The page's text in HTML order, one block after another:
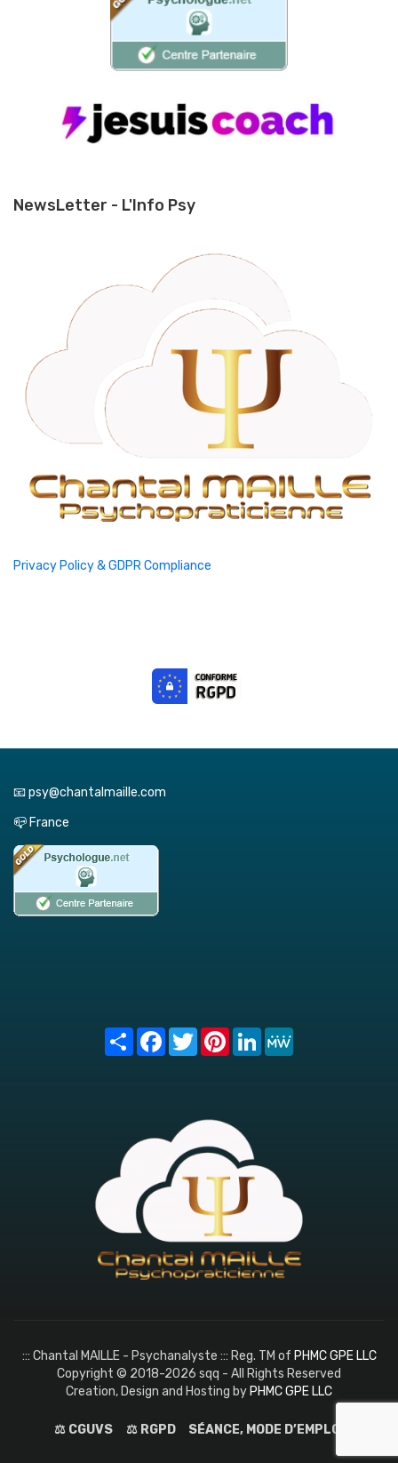
NewsLetter - L'Info Psy
Privacy Policy & GDPR Compliance
📧 psy@chantalmaille.com
📪 France
Share FacebookTwitterPinterest
LinkedIn
::: Chantal MAILLE - Psychanalyste ::: Reg. TM of PHMC GPE LLC
Copyright © 2018-2026 sqq - All Rights Reserved
Creation, Design and Hosting by PHMC GPE LLC
⚖️ CGUVS ⚖️ RGPD SÉANCE, MODE D’EMPLOI